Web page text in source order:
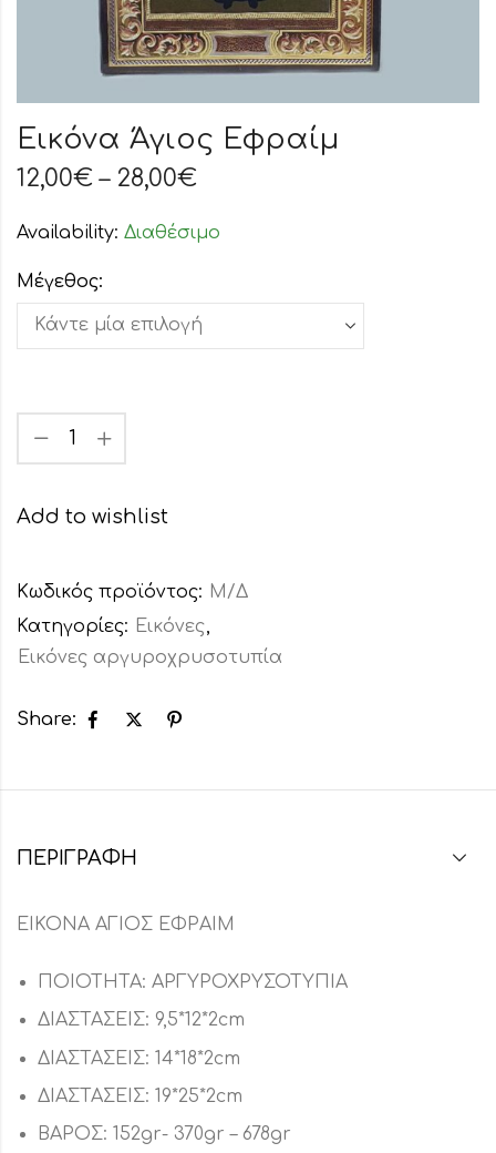
Εικόνα Άγιος Εφραίμ
12,00€ – 28,00€
Availability: Διαθέσιμο
Μέγεθος:
Add to wishlist
Κωδικός προϊόντος: Μ/Δ
Κατηγορίες: Εικόνες,
Εικόνες αργυροχρυσοτυπία
Share:
ΠΕΡΙΓΡΑΦΉ
ΕΙΚΟΝΑ ΑΓΙΟΣ ΕΦΡΑΙΜ
ΠΟΙΟΤΗΤΑ: ΑΡΓΥΡΟΧΡΥΣΟΤΥΠΙΑ
ΔΙΑΣΤΑΣΕΙΣ: 9,5*12*2cm
ΔΙΑΣΤΑΣΕΙΣ: 14*18*2cm
ΔΙΑΣΤΑΣΕΙΣ: 19*25*2cm
ΒΑΡΟΣ: 152gr- 370gr – 678gr